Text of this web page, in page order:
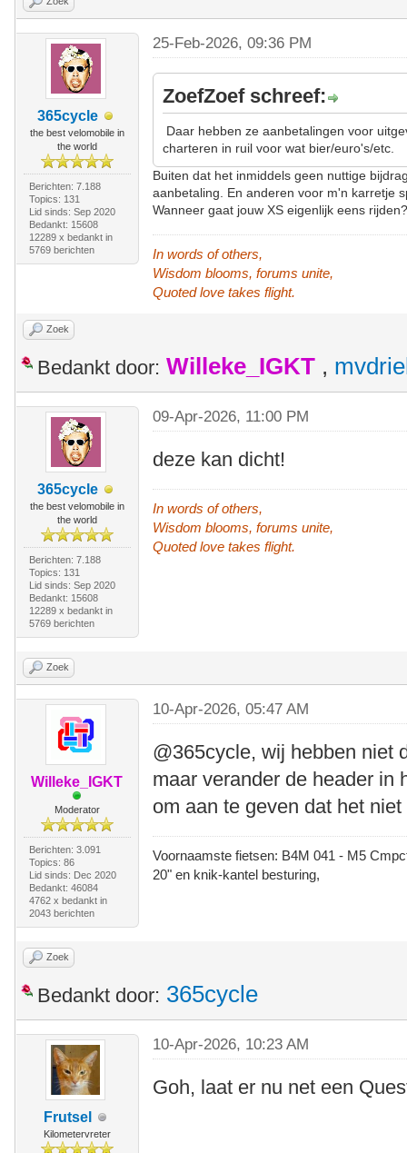
365cycle
the best velomobile in
the world
Berichten: 7.188
Topics: 131
Lid sinds: Sep 2020
Bedankt: 15608
12289 x bedankt in
5769 berichten
25-Feb-2026, 09:36 PM
ZoefZoef schreef:
Daar hebben ze aanbetalingen voor
charteren in ruil voor wat bier/euro's/etc.
Buiten dat het inmiddels geen nuttige
aanbetaling. En anderen voor m'n karretje
Wanneer gaat jouw XS eigenlijk eens
In words of others,
Wisdom blooms, forums unite,
Quoted love takes flight.
Zoek
Bedankt door: Willeke_IGKT ,
365cycle
the best velomobile in
the world
Berichten: 7.188
Topics: 131
Lid sinds: Sep 2020
Bedankt: 15608
12289 x bedankt in
5769 berichten
09-Apr-2026, 11:00 PM
deze kan dicht!
In words of others,
Wisdom blooms, forums unite,
Quoted love takes flight.
Zoek
Willeke_IGKT
Moderator
Berichten: 3.091
Topics: 86
Lid sinds: Dec 2020
Bedankt: 46084
4762 x bedankt in
2043 berichten
10-Apr-2026, 05:47 AM
@365cycle, wij hebben niet
maar verander de header in
om aan te geven dat het
Voornaamste fietsen: B4M 041 - M5
20" en knik-kantel besturing,
Zoek
Bedankt door: 365cycle
Frutsel
Kilometervreter
10-Apr-2026, 10:23 AM
Goh, laat er nu net een